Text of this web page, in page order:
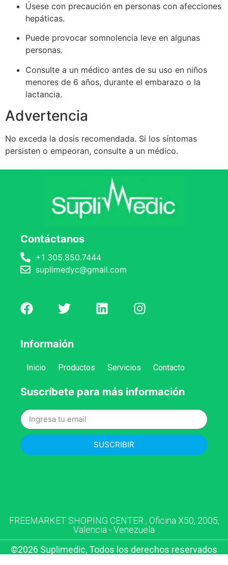
Úsese con precaución en personas con afecciones
hepáticas.
Puede provocar somnolencia leve en algunas
personas.
Consulte a un médico antes de su uso en niños
menores de 6 años, durante el embarazo o la
lactancia.
Advertencia
No exceda la dosis recomendada. Si los síntomas
persisten o empeoran, consulte a un médico.
Contáctanos
+1 305.850.7444
suplimedyc@gmail.com
Informaión
Inicio Productos Servicios Contacto
Suscríbete para más información
SUSCRIBIR
FREEMARKET SHOPING CENTER , Oficina X50, 2005,
Valencia - Venezuela
©2026 Suplimedic, Todos los derechos reservados